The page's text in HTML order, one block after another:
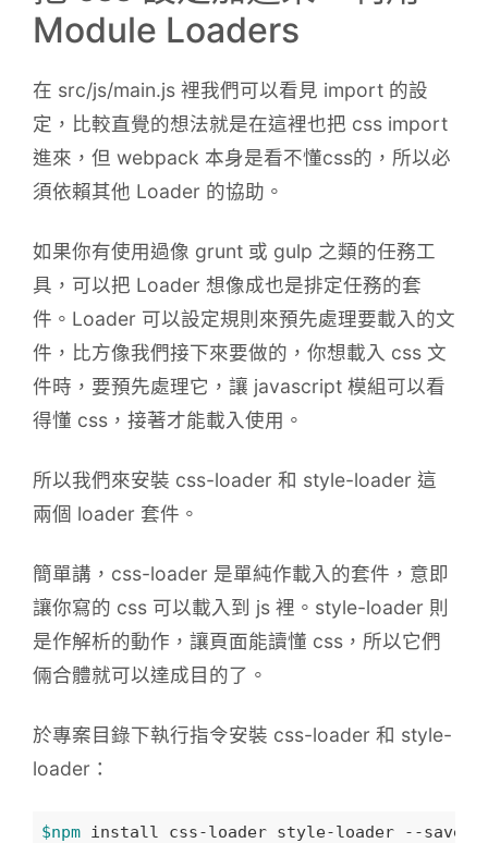
Module Loaders
在 src/js/main.js 裡我們可以看見 import 的設
定，比較直覺的想法就是在這裡也把 css import
進來，但 webpack 本身是看不懂css的，所以必
須依賴其他 Loader 的協助。
如果你有使用過像 grunt 或 gulp 之類的任務工
具，可以把 Loader 想像成也是排定任務的套
件。Loader 可以設定規則來預先處理要載入的文
件，比方像我們接下來要做的，你想載入 css 文
件時，要預先處理它，讓 javascript 模組可以看
得懂 css，接著才能載入使用。
所以我們來安裝 css-loader 和 style-loader 這
兩個 loader 套件。
簡單講，css-loader 是單純作載入的套件，意即
讓你寫的 css 可以載入到 js 裡。style-loader 則
是作解析的動作，讓頁面能讀懂 css，所以它們
倆合體就可以達成目的了。
於專案目錄下執行指令安裝 css-loader 和 style-
loader：
$npm